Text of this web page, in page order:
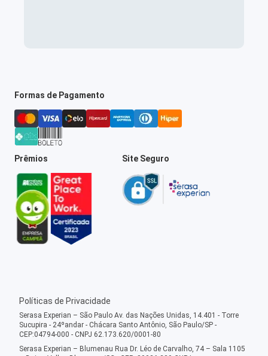
Formas de Pagamento
Prêmios Site Seguro
Políticas de Privacidade
Serasa Experian – São Paulo Av. das Nações Unidas, 14.401 - Torre
Sucupira - 24ºandar - Chácara Santo Antônio, São Paulo/SP -
CEP:04794-000 - CNPJ 62.173.620/0001-80
Serasa Experian – Blumenau Rua Dr. Léo de Carvalho, 74 – Sala 1105